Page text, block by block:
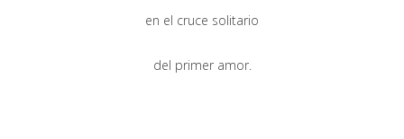
en el cruce solitario
del primer amor.